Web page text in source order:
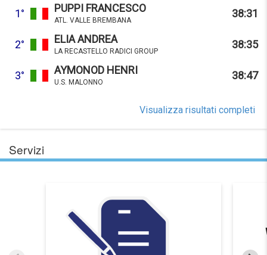
1° PUPPI FRANCESCO
ATL. VALLE BREMBANA
38:31
2° ELIA ANDREA
LA RECASTELLO RADICI GROUP
38:35
3° AYMONOD HENRI
U.S. MALONNO
38:47
Visualizza risultati completi
Servizi